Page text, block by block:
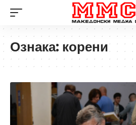
Ознака: корени